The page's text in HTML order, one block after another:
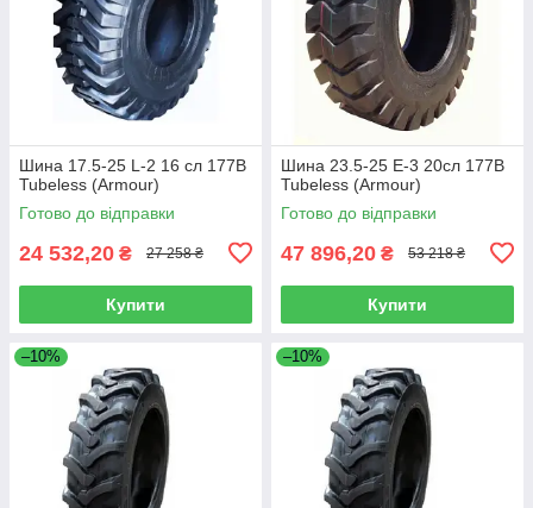
Шина 17.5-25 L-2 16 сл 177B
Tubeless (Armour)
Готово до відправки
24 532,20 ₴ 27 258 ₴
Купити
Шина 23.5-25 E-3 20сл 177B
Tubeless (Armour)
Готово до відправки
47 896,20 ₴ 53 218 ₴
Купити
–10% –10%